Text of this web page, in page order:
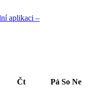
aplikaci –
Čt Pá So Ne